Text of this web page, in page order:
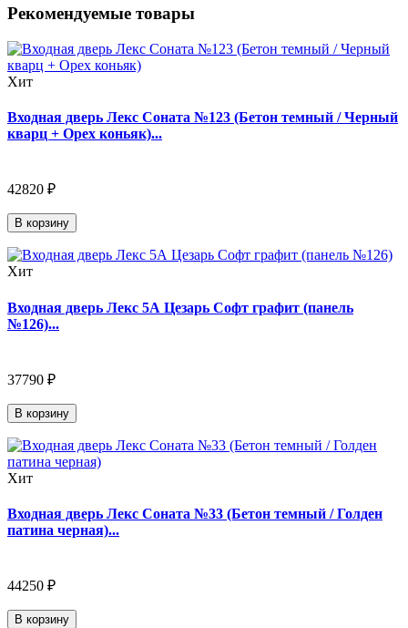
Рекомендуемые товары
Хит
Входная дверь Лекс Соната №123 (Бетон темный / Черный
кварц + Орех коньяк)...
42820 ₽
В корзину
Хит
Входная дверь Лекс 5А Цезарь Софт графит (панель
№126)...
37790 ₽
В корзину
Хит
Входная дверь Лекс Соната №33 (Бетон темный / Голден
патина черная)...
44250 ₽
В корзину